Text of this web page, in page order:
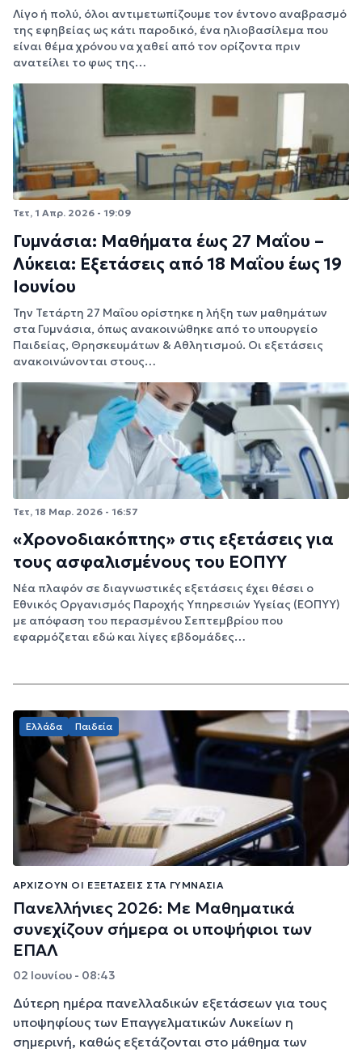
Λίγο ή πολύ, όλοι αντιμετωπίζουμε τον έντονο αναβρασμό
της εφηβείας ως κάτι παροδικό, ένα ηλιοβασίλεμα που
είναι θέμα χρόνου να χαθεί από τον ορίζοντα πριν
ανατείλει το φως της…
Τετ, 1 Απρ. 2026 - 19:09
Γυμνάσια: Μαθήματα έως 27 Μαΐου –
Λύκεια: Εξετάσεις από 18 Μαΐου έως 19
Ιουνίου
Την Τετάρτη 27 Μαΐου ορίστηκε η λήξη των μαθημάτων
στα Γυμνάσια, όπως ανακοινώθηκε από το υπουργείο
Παιδείας, Θρησκευμάτων & Αθλητισμού. Οι εξετάσεις
ανακοινώνονται στους…
Τετ, 18 Μαρ. 2026 - 16:57
«Χρονοδιακόπτης» στις εξετάσεις για
τους ασφαλισμένους του ΕΟΠΥΥ
Νέα πλαφόν σε διαγνωστικές εξετάσεις έχει θέσει ο
Εθνικός Οργανισμός Παροχής Υπηρεσιών Υγείας (ΕΟΠΥΥ)
με απόφαση του περασμένου Σεπτεμβρίου που
εφαρμόζεται εδώ και λίγες εβδομάδες…
Ελλάδα Παιδεία
ΑΡΧΊΖΟΥΝ ΟΙ ΕΞΕΤΆΣΕΙΣ ΣΤΑ ΓΥΜΝΆΣΙΑ
Πανελλήνιες 2026: Με Μαθηματικά
συνεχίζουν σήμερα οι υποψήφιοι των
ΕΠΑΛ
02 Ιουνίου - 08:43
Δύτερη ημέρα πανελλαδικών εξετάσεων για τους
υποψηφίους των Επαγγελματικών Λυκείων η
σημερινή, καθώς εξετάζονται στο μάθημα των